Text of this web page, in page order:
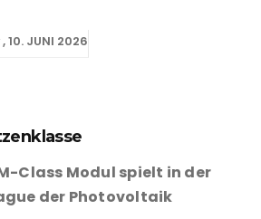
10. JUNI 2026
Class Modul spielt in der
der Photovoltaik